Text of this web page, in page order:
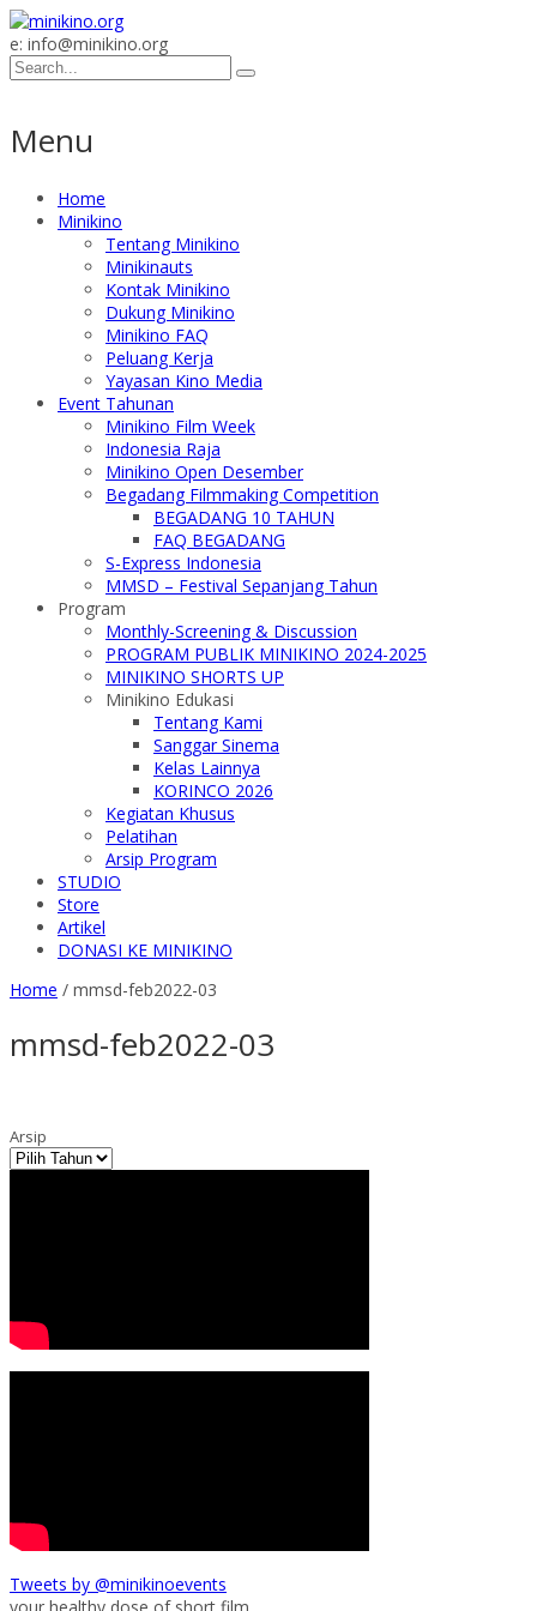
e: info@minikino.org
Menu
Home
Minikino
Tentang Minikino
Minikinauts
Kontak Minikino
Dukung Minikino
Minikino FAQ
Peluang Kerja
Yayasan Kino Media
Event Tahunan
Minikino Film Week
Indonesia Raja
Minikino Open Desember
Begadang Filmmaking Competition
BEGADANG 10 TAHUN
FAQ BEGADANG
S-Express Indonesia
MMSD – Festival Sepanjang Tahun
Program
Monthly-Screening & Discussion
PROGRAM PUBLIK MINIKINO 2024-2025
MINIKINO SHORTS UP
Minikino Edukasi
Tentang Kami
Sanggar Sinema
Kelas Lainnya
KORINCO 2026
Kegiatan Khusus
Pelatihan
Arsip Program
STUDIO
Store
Artikel
DONASI KE MINIKINO
Home / mmsd-feb2022-03
mmsd-feb2022-03
Arsip
Tweets by @minikinoevents